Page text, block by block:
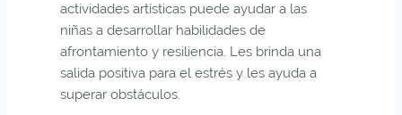
actividades artísticas puede ayudar a las
niñas a desarrollar habilidades de
afrontamiento y resiliencia. Les brinda una
salida positiva para el estrés y les ayuda a
superar obstáculos.